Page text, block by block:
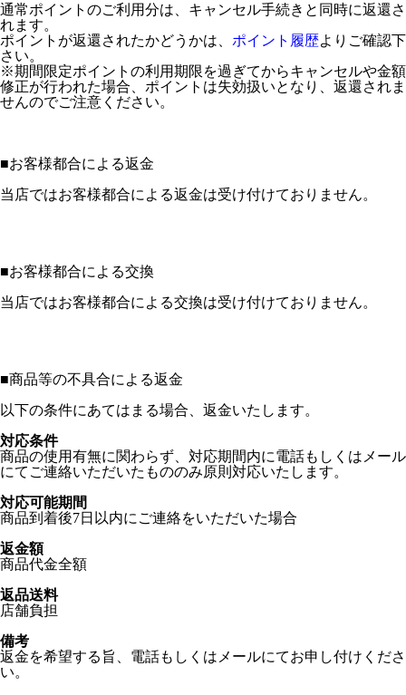
通常ポイントのご利用分は、キャンセル手続きと同時に返還さ
れます。
ポイントが返還されたかどうかは、 ポイント履歴よりご確認下
さい。
※期間限定ポイントの利用期限を過ぎてからキャンセルや金額
修正が行われた場合、ポイントは失効扱いとなり、返還されま
せんのでご注意ください。
■お客様都合による返金
当店ではお客様都合による返金は受け付けておりません。
■お客様都合による交換
当店ではお客様都合による交換は受け付けておりません。
■商品等の不具合による返金
以下の条件にあてはまる場合、返金いたします。
対応条件
商品の使用有無に関わらず、対応期間内に電話もしくはメール
にてご連絡いただいたもののみ原則対応いたします。
対応可能期間
商品到着後7日以内にご連絡をいただいた場合
返金額
商品代金全額
返品送料
店舗負担
備考
返金を希望する旨、電話もしくはメールにてお申し付けくださ
い。